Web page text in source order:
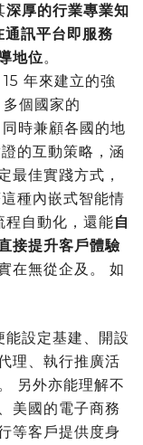
深厚的行業專業知
訊平台即服務
地位。
年來建立的強
個國家的
時兼顧各國的地
的互動策略，涵
最佳實踐方式，
種內嵌式智能情
自動化，還能自
接提升客戶體驗
在無從企及。 如
設定基建、開設
理、執行推廣活
另外亦能理解不
美國的電子商務
等客戶提供度身